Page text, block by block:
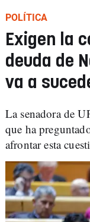
POLÍTICA
Exigen la
deuda de
va a
La senadora de
que ha
afrontar esta